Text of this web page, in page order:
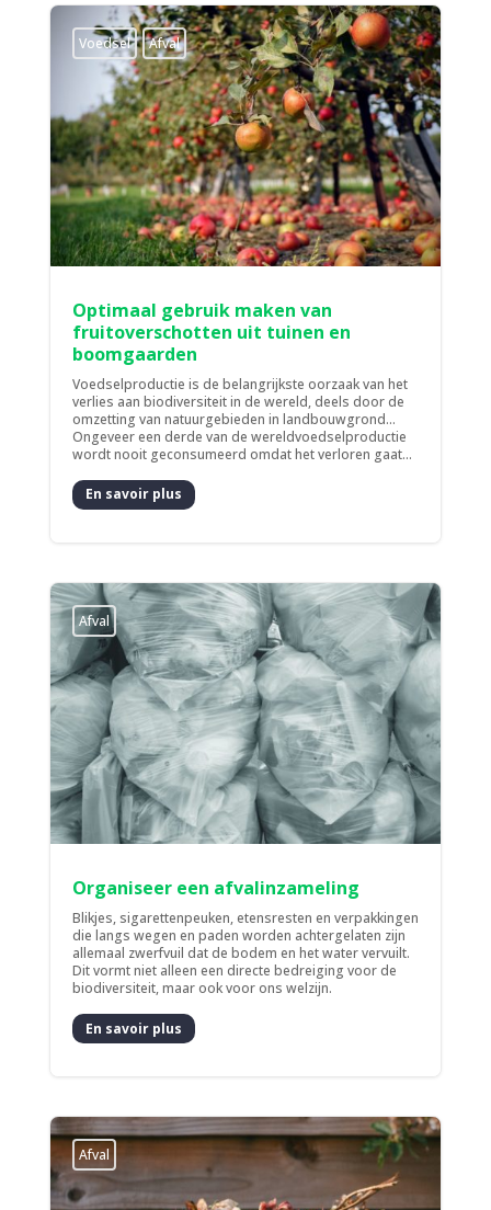
Voedsel Afval
Optimaal gebruik maken van
fruitoverschotten uit tuinen en
boomgaarden
Voedselproductie is de belangrijkste oorzaak van het
verlies aan biodiversiteit in de wereld, deels door de
omzetting van natuurgebieden in landbouwgrond...
Ongeveer een derde van de wereldvoedselproductie
wordt nooit geconsumeerd omdat het verloren gaat...
En savoir plus
Afval
Organiseer een afvalinzameling
Blikjes, sigarettenpeuken, etensresten en verpakkingen
die langs wegen en paden worden achtergelaten zijn
allemaal zwerfvuil dat de bodem en het water vervuilt.
Dit vormt niet alleen een directe bedreiging voor de
biodiversiteit, maar ook voor ons welzijn.
En savoir plus
Afval